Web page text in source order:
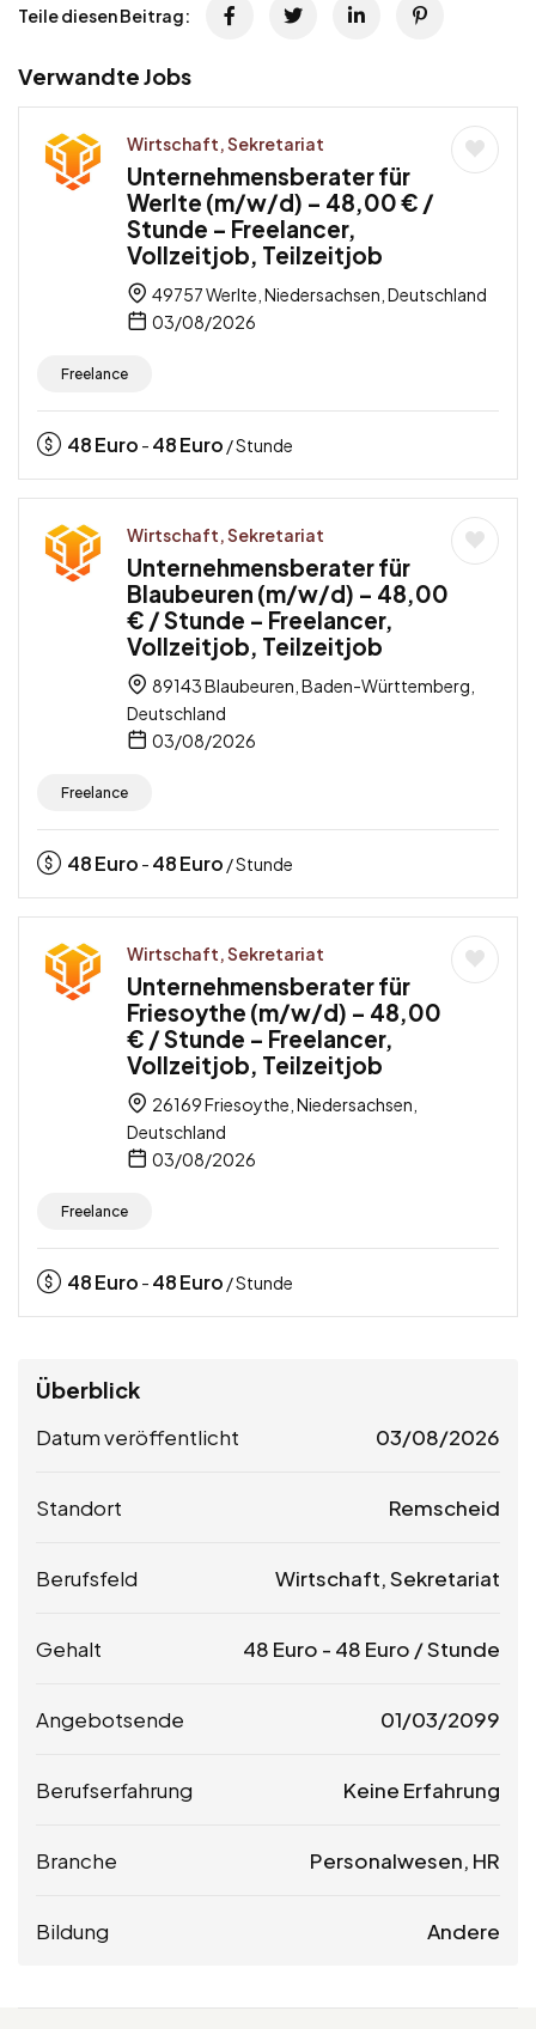
Teile diesen Beitrag:
Verwandte Jobs
Wirtschaft, Sekretariat
Unternehmensberater für
Werlte (m/w/d) – 48,00 € /
Stunde – Freelancer,
Vollzeitjob, Teilzeitjob
49757 Werlte, Niedersachsen, Deutschland
03/08/2026
Freelance
48Euro - 48Euro / Stunde
Wirtschaft, Sekretariat
Unternehmensberater für
Blaubeuren (m/w/d) – 48,00
€ / Stunde – Freelancer,
Vollzeitjob, Teilzeitjob
89143 Blaubeuren, Baden-Württemberg,
Deutschland
03/08/2026
Freelance
48Euro - 48Euro / Stunde
Wirtschaft, Sekretariat
Unternehmensberater für
Friesoythe (m/w/d) – 48,00
€ / Stunde – Freelancer,
Vollzeitjob, Teilzeitjob
26169 Friesoythe, Niedersachsen,
Deutschland
03/08/2026
Freelance
48Euro - 48Euro / Stunde
Überblick
Datum veröffentlicht 03/08/2026
Standort Remscheid
Berufsfeld Wirtschaft, Sekretariat
Gehalt 48 Euro - 48 Euro / Stunde
Angebotsende 01/03/2099
Berufserfahrung Keine Erfahrung
Branche Personalwesen, HR
Bildung Andere